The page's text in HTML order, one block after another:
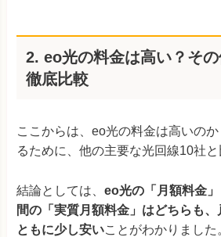
2. eo光の料金は高い？そ
徹底比較
ここからは、eo光の料金は高いの
るために、他の主要な光回線10社と
結論としては、 eo光の「月額料金
間の「実質月額料金」はどちらも
ともに少し安いことがわかりました